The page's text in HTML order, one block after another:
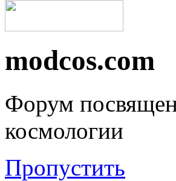
modcos.com
Форум
космологии
Пропустить